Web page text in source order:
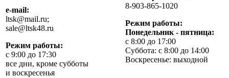
e-mail:
ltsk@mail.ru;
sale@ltsk48.ru
Режим работы:
с 9:00 до 17:30
все дни, кроме субботы
и воскресенья
8-903-865-1020
Режим работы:
Понедельник - пятница:
с 8:00 до 17:00
Суббота: с 8:00 до 14:00
Воскресенье: выходной